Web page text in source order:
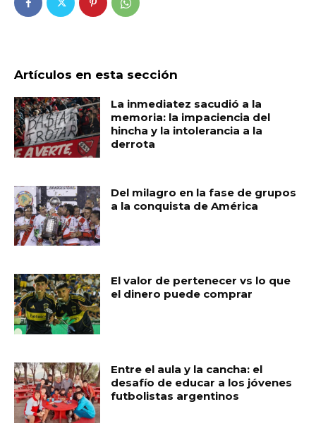
Artículos en esta sección
La inmediatez sacudió a la
memoria: la impaciencia del
hincha y la intolerancia a la
derrota
Del milagro en la fase de grupos
a la conquista de América
El valor de pertenecer vs lo que
el dinero puede comprar
Entre el aula y la cancha: el
desafío de educar a los jóvenes
futbolistas argentinos